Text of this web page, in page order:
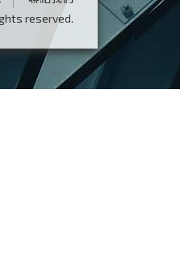
reserved.